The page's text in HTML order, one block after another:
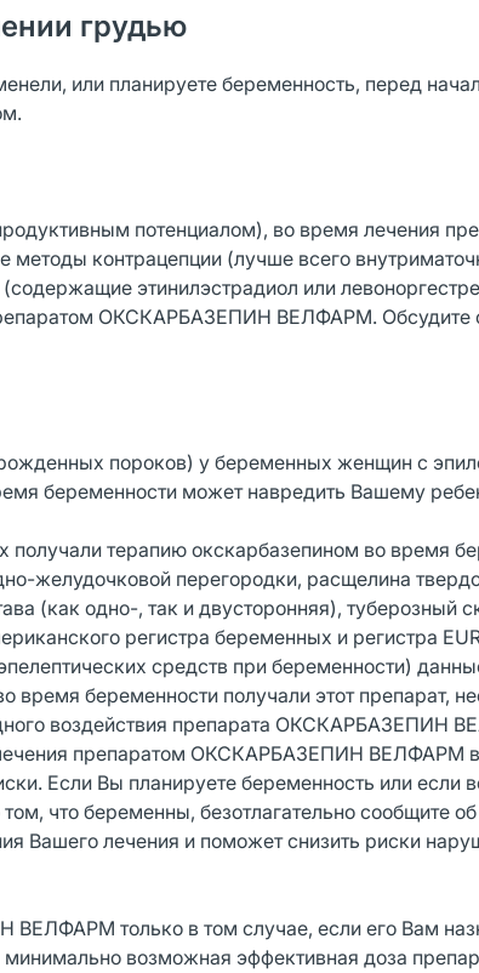
грудью
или планируете беременность, перед
потенциалом), во время лечения
контрацепции (лучше всего
этинилэстрадиол или
ОКСКАРБАЗЕПИН ВЕЛФАРМ. Обсудите
пороков) у беременных женщин с
беременности может навредить Вашему
терапию окскарбазепином во время
желудочковой перегородки, расщелина
(как одно-, так и двусторонняя), туберозный
регистра беременных и регистра
средств при беременности)
беременности получали этот препарат,
воздействия препарата ОКСКАРБАЗЕПИН
препаратом ОКСКАРБАЗЕПИН ВЕЛФАРМ
Если Вы планируете беременность или если
что беременны, безотлагательно сообщите об
Вашего лечения и поможет снизить риски
только в том случае, если его Вам
возможная эффективная доза